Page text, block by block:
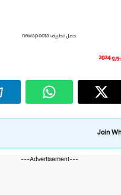
حمل تطبيق newspoots
يورو 2024
Join
---Advertisement---